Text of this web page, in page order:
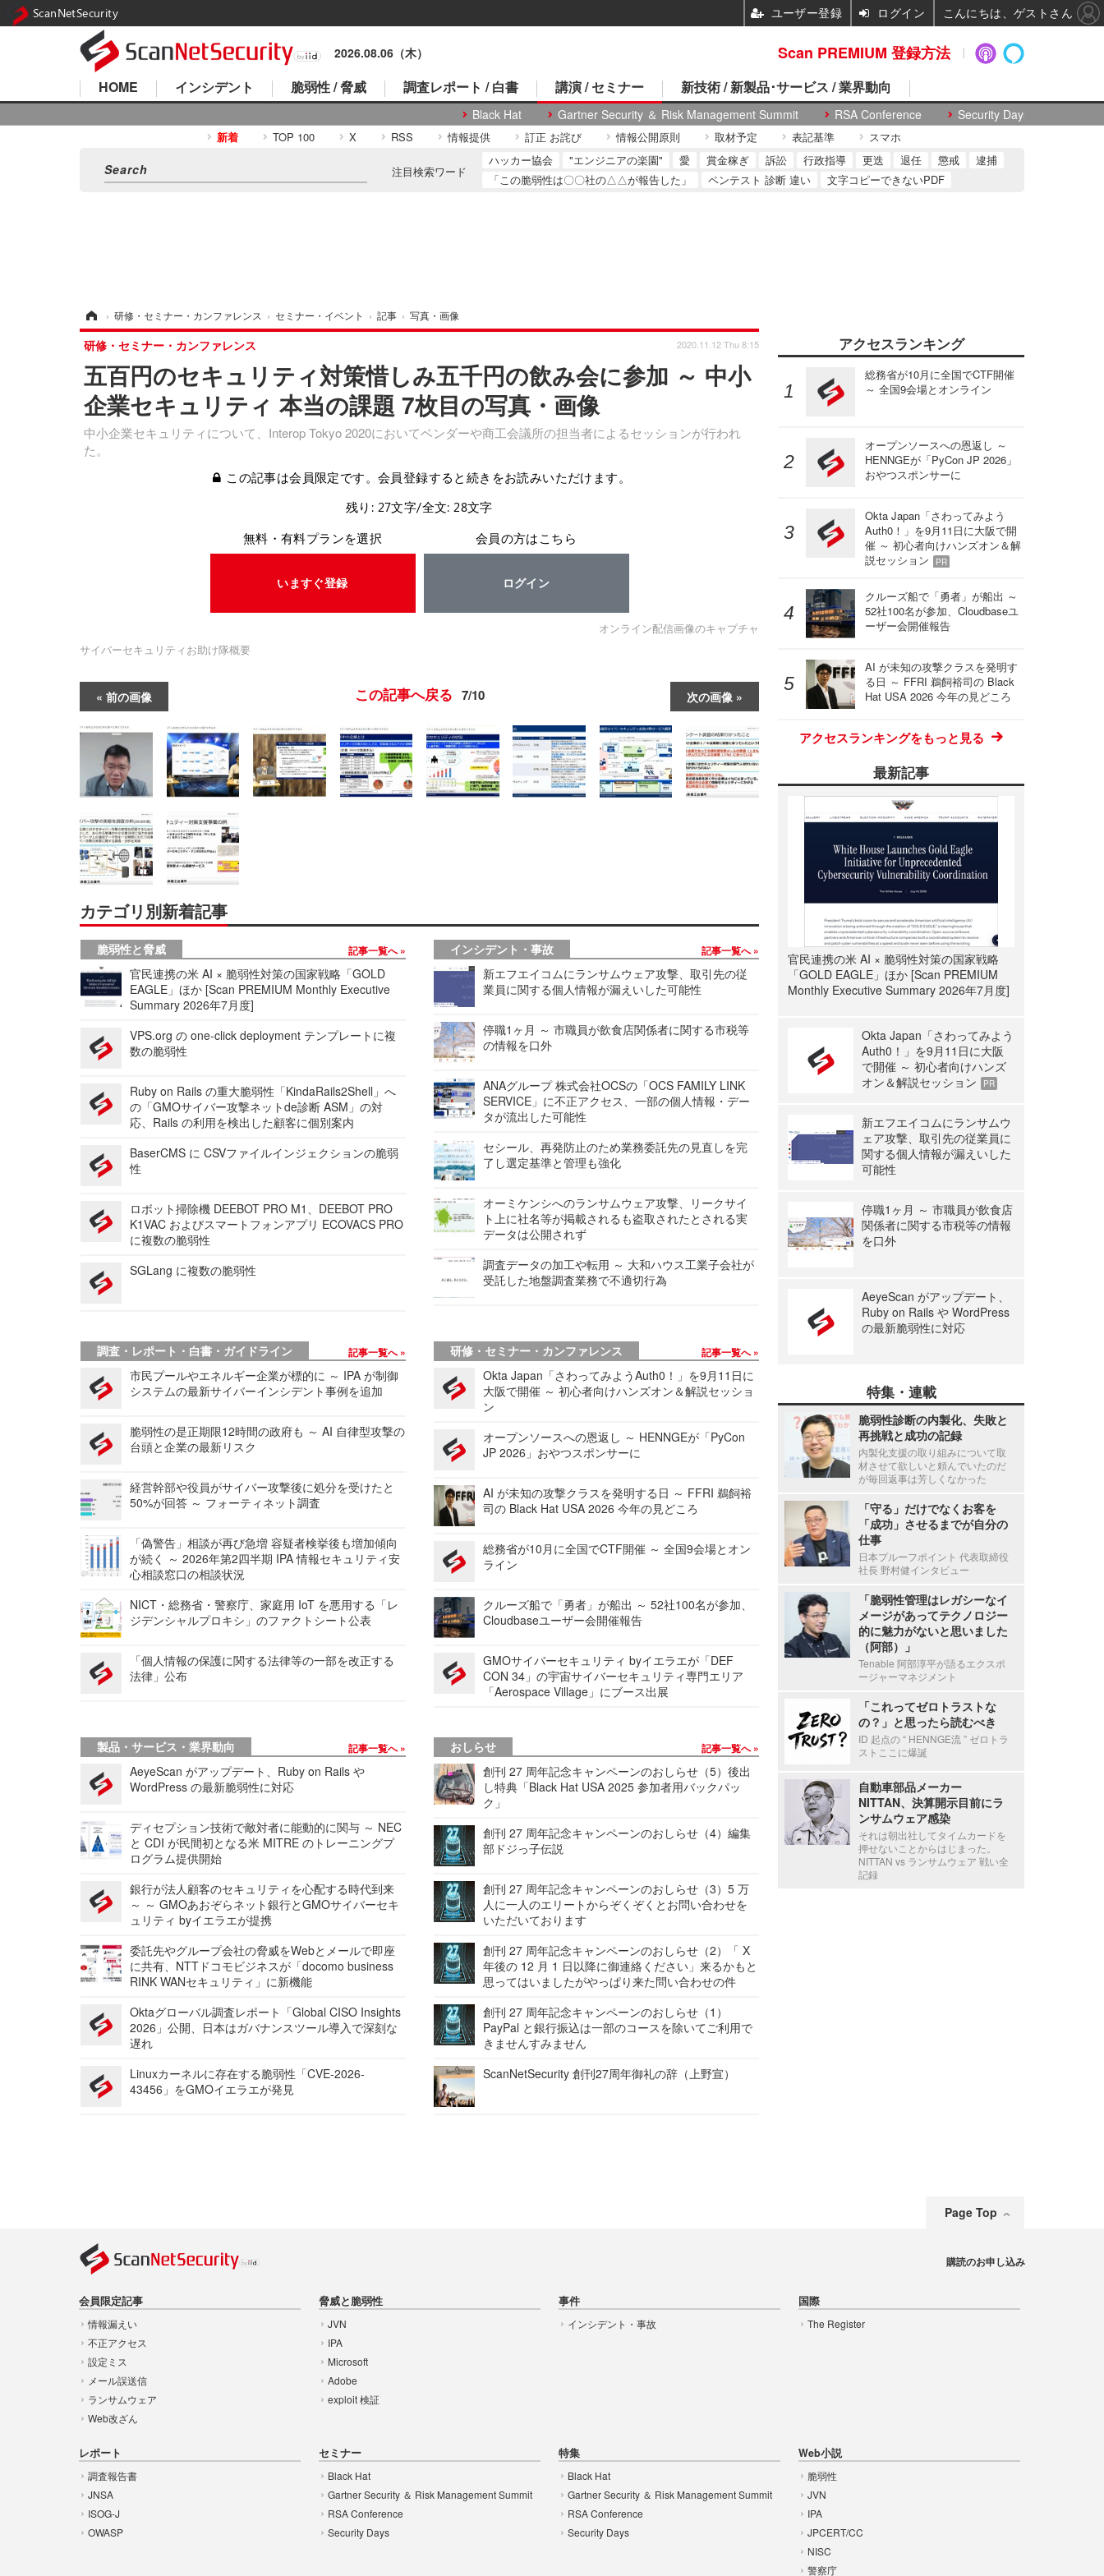
2026.08.06（木）
HOME インシデント 脆弱性 / 脅威 調査レポート / 白書 講演 / セミナー
Black Hat Gartner Security ＆ Risk Management Summit RSA Conference Security Days
新技術 / 新製品･サービス / 業界動向
新着 TOP 100 X RSS 情報提供 訂正 お詫び 情報公開原則 取材予定 表記基準 スマホ
注目検索ワード
ハッカー協会 "エンジニアの楽園" 愛 賞金稼ぎ 訴訟 行政指導 更迭 退任 懲戒
逮捕
「この脆弱性は〇〇社の△△が報告した」
ペンテスト 診断 違い 文字コピーできないPDF
› 研修・セミナー・カンファレンス › セミナー・イベント › 記事 › 写真・画像
五百円のセキュリティ対策惜しみ五千円の飲み会に参加 ～ 中小
企業セキュリティ 本当の課題 7枚目の写真・画像
中小企業セキュリティについて、Interop Tokyo 2020においてベンダーや商工会議所の担当者によるセッションが行われ
た。
研修・セミナー・カンファレンス 2020.11.12 Thu 8:15
この記事は会員限定です。会員登録すると続きをお読みいただけます。
残り: 27文字/全文: 28文字
無料・有料プランを選択
いますぐ登録
会員の方はこちら
ログイン
オンライン配信画像のキャプチャ
サイバーセキュリティお助け隊概要
前の画像 次の画像
この記事へ戻る 7/10
カテゴリ別新着記事
脆弱性と脅威 記事一覧へ
官民連携の米 AI × 脆弱性対策の国家戦略「GOLD
EAGLE」ほか [Scan PREMIUM Monthly Executive
Summary 2026年7月度]
VPS.org の one-click deployment テンプレートに複
数の脆弱性
Ruby on Rails の重大脆弱性「KindaRails2Shell」へ
の「GMOサイバー攻撃ネットde診断 ASM」の対
応、Rails の利用を検出した顧客に個別案内
BaserCMS に CSVファイルインジェクションの脆弱
性
ロボット掃除機 DEEBOT PRO M1、DEEBOT PRO
K1VAC およびスマートフォンアプリ ECOVACS PRO
に複数の脆弱性
SGLang に複数の脆弱性
インシデント・事故 記事一覧へ
新エフエイコムにランサムウェア攻撃、取引先の従
業員に関する個人情報が漏えいした可能性
停職1ヶ月 ～ 市職員が飲食店関係者に関する市税等
の情報を口外
ANAグループ 株式会社OCSの「OCS FAMILY LINK
SERVICE」に不正アクセス、一部の個人情報・デー
タが流出した可能性
セシール、再発防止のため業務委託先の見直しを完
了し選定基準と管理も強化
オーミケンシへのランサムウェア攻撃、リークサイ
ト上に社名等が掲載されるも盗取されたとされる実
データは公開されず
調査データの加工や転用 ～ 大和ハウス工業子会社が
受託した地盤調査業務で不適切行為
調査・レポート・白書・ガイドライン 記事一覧へ
市民プールやエネルギー企業が標的に ～ IPA が制御
システムの最新サイバーインシデント事例を追加
脆弱性の是正期限12時間の政府も ～ AI 自律型攻撃の
台頭と企業の最新リスク
経営幹部や役員がサイバー攻撃後に処分を受けたと
50%が回答 ～ フォーティネット調査
「偽警告」相談が再び急増 容疑者検挙後も増加傾向
が続く ～ 2026年第2四半期 IPA 情報セキュリティ安
心相談窓口の相談状況
NICT・総務省・警察庁、家庭用 IoT を悪用する「レ
ジデンシャルプロキシ」のファクトシート公表
「個人情報の保護に関する法律等の一部を改正する
法律」公布
研修・セミナー・カンファレンス 記事一覧へ
Okta Japan「さわってみようAuth0！」を9月11日に
大阪で開催 ～ 初心者向けハンズオン＆解説セッショ
ン
オープンソースへの恩返し ～ HENNGEが「PyCon
JP 2026」おやつスポンサーに
AI が未知の攻撃クラスを発明する日 ～ FFRI 鵜飼裕
司の Black Hat USA 2026 今年の見どころ
総務省が10月に全国でCTF開催 ～ 全国9会場とオン
ライン
クルーズ船で「勇者」が船出 ～ 52社100名が参加、
Cloudbaseユーザー会開催報告
GMOサイバーセキュリティ byイエラエが「DEF
CON 34」の宇宙サイバーセキュリティ専門エリア
「Aerospace Village」にブース出展
製品・サービス・業界動向 記事一覧へ
AeyeScan がアップデート、Ruby on Rails や
WordPress の最新脆弱性に対応
ディセプション技術で敵対者に能動的に関与 ～ NEC
と CDI が民間初となる米 MITRE のトレーニングプ
ログラム提供開始
銀行が法人顧客のセキュリティを心配する時代到来
～ ～ GMOあおぞらネット銀行とGMOサイバーセキ
ュリティ byイエラエが提携
委託先やグループ会社の脅威をWebとメールで即座
に共有、NTTドコモビジネスが「docomo business
RINK WANセキュリティ」に新機能
Oktaグローバル調査レポート「Global CISO Insights
2026」公開、日本はガバナンスツール導入で深刻な
遅れ
Linuxカーネルに存在する脆弱性「CVE-2026-
43456」をGMOイエラエが発見
おしらせ 記事一覧へ
創刊 27 周年記念キャンペーンのおしらせ（5）後出
し特典「Black Hat USA 2025 参加者用バックパッ
ク」
創刊 27 周年記念キャンペーンのおしらせ（4）編集
部ドジっ子伝説
創刊 27 周年記念キャンペーンのおしらせ（3）5 万
人に一人のエリートからぞくぞくとお問い合わせを
いただいております
創刊 27 周年記念キャンペーンのおしらせ（2）「 X
年後の 12 月 1 日以降に御連絡ください」来るかもと
思ってはいましたがやっぱり来た問い合わせの件
創刊 27 周年記念キャンペーンのおしらせ（1）
PayPal と銀行振込は一部のコースを除いてご利用で
きませんすみません
ScanNetSecurity 創刊27周年御礼の辞（上野宣）
アクセスランキング
総務省が10月に全国でCTF開催
～ 全国9会場とオンライン
オープンソースへの恩返し ～
HENNGEが「PyCon JP 2026」
おやつスポンサーに
Okta Japan「さわってみよう
Auth0！」を9月11日に大阪で開
催 ～ 初心者向けハンズオン＆解
説セッション
PR
クルーズ船で「勇者」が船出 ～
52社100名が参加、Cloudbaseユ
ーザー会開催報告
AI が未知の攻撃クラスを発明す
る日 ～ FFRI 鵜飼裕司の Black
Hat USA 2026 今年の見どころ
アクセスランキングをもっと見る
最新記事
官民連携の米 AI × 脆弱性対策の国家戦略
「GOLD EAGLE」ほか [Scan PREMIUM
Monthly Executive Summary 2026年7月度]
Okta Japan「さわってみよう
Auth0！」を9月11日に大阪
で開催 ～ 初心者向けハンズ
オン＆解説セッション
PR
新エフエイコムにランサムウ
ェア攻撃、取引先の従業員に
関する個人情報が漏えいした
可能性
停職1ヶ月 ～ 市職員が飲食店
関係者に関する市税等の情報
を口外
AeyeScan がアップデート、
Ruby on Rails や WordPress
の最新脆弱性に対応
特集・連載
脆弱性診断の内製化、失敗と
再挑戦と成功の記録
内製化支援の取り組みについて取
材させて欲しいと頼んでいたのだ
が毎回返事は芳しくなかった
「守る」だけでなくお客を
「成功」させるまでが自分の
仕事
日本プルーフポイント 代表取締役
社長 野村健インタビュー
「脆弱性管理はレガシーなイ
メージがあってテクノロジー
的に魅力がないと思いました
（阿部）」
Tenable 阿部淳平が語るエクスポ
ージャーマネジメント
「これってゼロトラストな
の？」と思ったら読むべき
ID 起点の “ HENNGE流 ” ゼロトラ
ストここに爆誕
自動車部品メーカー
NITTAN、決算開示目前にラ
ンサムウェア感染
それは朝出社してタイムカードを
押せないことからはじまった。
NITTAN vs ランサムウェア 戦い全
記録
Page Top
会員限定記事
情報漏えい
不正アクセス
設定ミス
メール誤送信
ランサムウェア
Web改ざん
脅威と脆弱性
JVN
IPA
Microsoft
Adobe
exploit 検証
事件
インシデント・事故
国際
The Register
レポート
調査報告書
JNSA
ISOG-J
OWASP
セミナー
Black Hat
Gartner Security ＆ Risk Management Summit
RSA Conference
Security Days
特集
Black Hat
Gartner Security ＆ Risk Management Summit
RSA Conference
Security Days
Web小説
脆弱性
JVN
IPA
JPCERT/CC
NISC
警察庁
購読のお申し込み
Scan PREMIUM 登録方法
ScanNetSecurity ユーザー登録 ログイン こんにちは、ゲストさん